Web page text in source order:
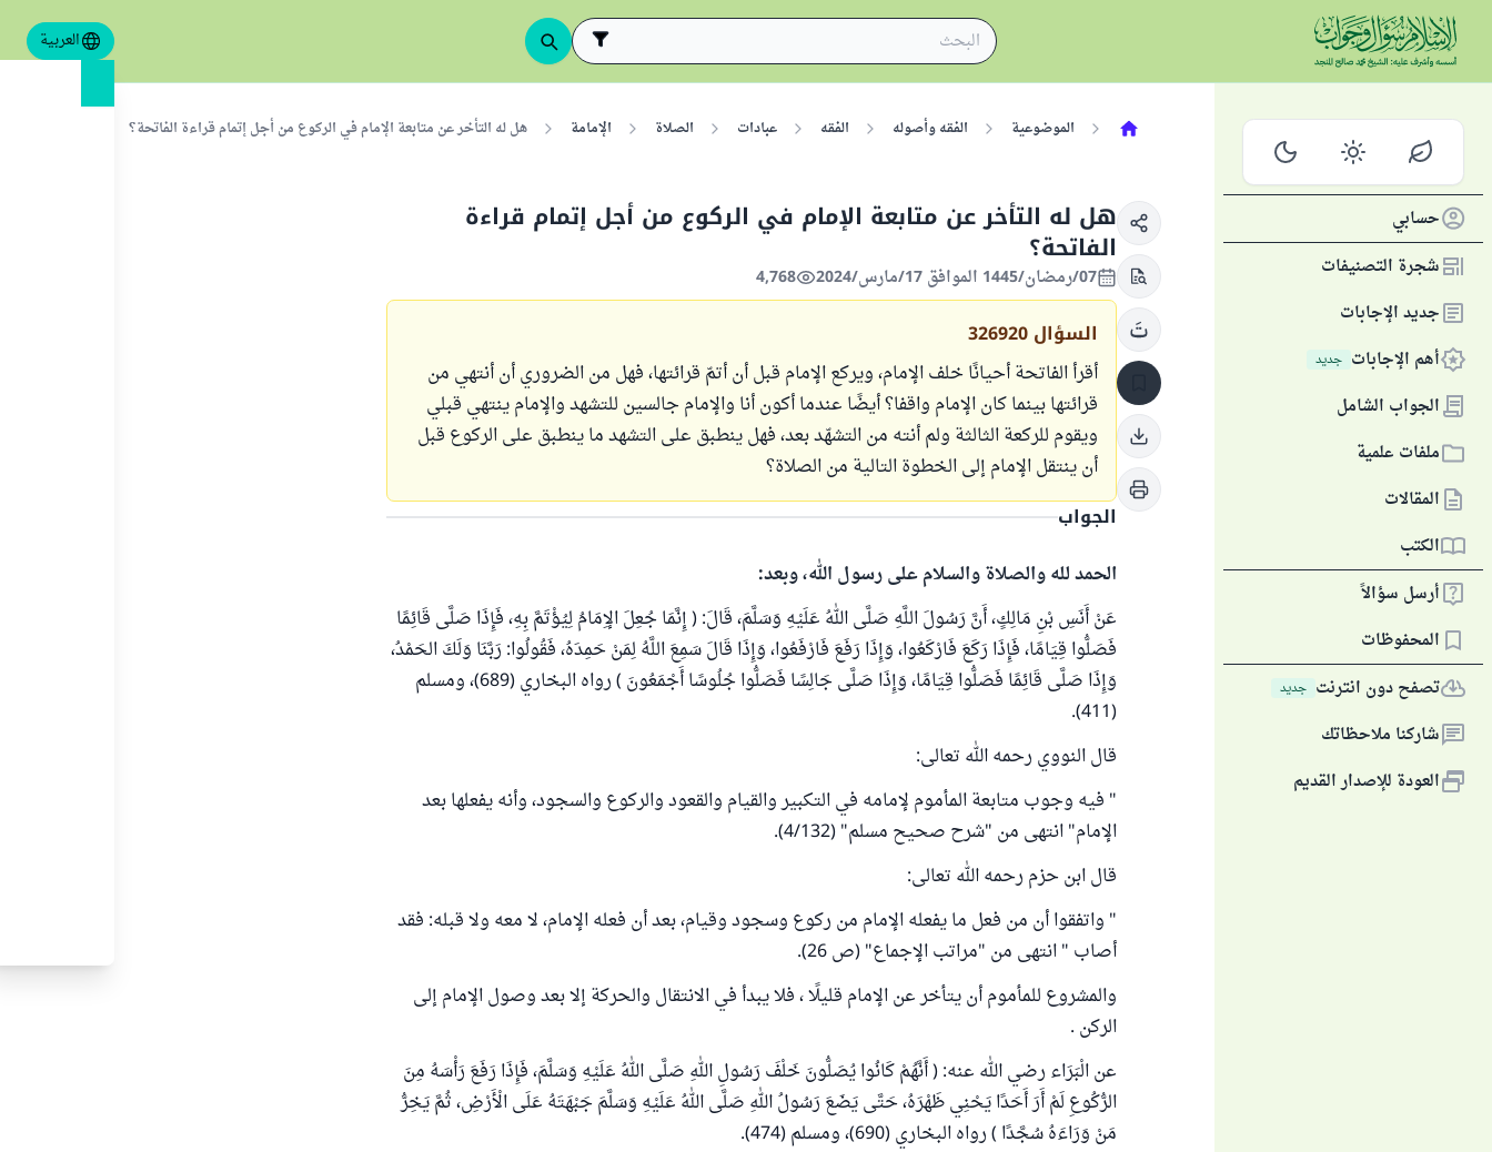
العربية
حسابي
شجرة التصنيفات
جديد الإجابات
أهم الإجابات جديد
الجواب الشامل
ملفات علمية
المقالات
الكتب
أرسل سؤالاً
المحفوظات
تصفح دون انترنت جديد
شاركنا ملاحظاتك
العودة للإصدار القديم
الموضوعية الفقه وأصوله الفقه عبادات الصلاة الإمامة هل له التأخر عن متابعة الإمام في الركوع من أجل إتمام قراءة الفاتحة؟
هل له التأخر عن متابعة الإمام في الركوع من أجل إتمام قراءة
الفاتحة؟
07/رمضان/1445 الموافق 17/مارس/2024 4,768
السؤال 326920
أقرأ الفاتحة أحيانًا خلف الإمام، ويركع الإمام قبل أن أتمّ قرائتها، فهل من الضروري أن أنتهي من
قرائتها بينما كان الإمام واقفا؟ أيضًا عندما أكون أنا والإمام جالسين للتشهد والإمام ينتهي قبلي
ويقوم للركعة الثالثة ولم أنته من التشهّد بعد، فهل ينطبق على التشهد ما ينطبق على الركوع قبل
أن ينتقل الإمام إلى الخطوة التالية من الصلاة؟
الجواب
الحمد لله والصلاة والسلام على رسول الله، وبعد:
عَنْ أَنَسِ بْنِ مَالِكٍ، أَنَّ رَسُولَ اللَّهِ صَلَّى اللهُ عَلَيْهِ وَسَلَّمَ، قَالَ: ( إِنَّمَا جُعِلَ الإِمَامُ لِيُؤْتَمَّ بِهِ، فَإِذَا صَلَّى قَائِمًا
فَصَلُّوا قِيَامًا، فَإِذَا رَكَعَ فَارْكَعُوا، وَإِذَا رَفَعَ فَارْفَعُوا، وَإِذَا قَالَ سَمِعَ اللَّهُ لِمَنْ حَمِدَهُ، فَقُولُوا: رَبَّنَا وَلَكَ الحَمْدُ،
وَإِذَا صَلَّى قَائِمًا فَصَلُّوا قِيَامًا، وَإِذَا صَلَّى جَالِسًا فَصَلُّوا جُلُوسًا أَجْمَعُونَ ) رواه البخاري (689)، ومسلم
(411).
قال النووي رحمه الله تعالى:
" فيه وجوب متابعة المأموم لإمامه في التكبير والقيام والقعود والركوع والسجود، وأنه يفعلها بعد
الإمام" انتهى من "شرح صحيح مسلم" (4/132).
قال ابن حزم رحمه الله تعالى:
" واتفقوا أن من فعل ما يفعله الإمام من ركوع وسجود وقيام، بعد أن فعله الإمام، لا معه ولا قبله: فقد
أصاب " انتهى من "مراتب الإجماع" (ص 26).
والمشروع للمأموم أن يتأخر عن الإمام قليلًا ، فلا يبدأ في الانتقال والحركة إلا بعد وصول الإمام إلى
الركن .
عن الْبَرَاء رضي الله عنه: ( أَنَّهُمْ كَانُوا يُصَلُّونَ خَلْفَ رَسُولِ اللهِ صَلَّى اللهُ عَلَيْهِ وَسَلَّمَ، فَإِذَا رَفَعَ رَأْسَهُ مِنَ
الرُّكُوعِ لَمْ أَرَ أَحَدًا يَحْنِي ظَهْرَهُ، حَتَّى يَضَعَ رَسُولُ اللهِ صَلَّى اللهُ عَلَيْهِ وَسَلَّمَ جَبْهَتَهُ عَلَى الْأَرْضِ، ثُمَّ يَخِرُّ
مَنْ وَرَاءَهُ سُجَّدًا ) رواه البخاري (690)، ومسلم (474).